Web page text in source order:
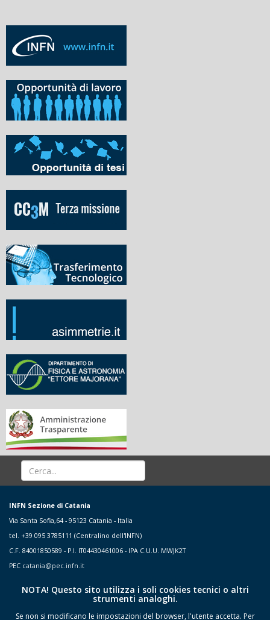
INFN Sezione di Catania
Via Santa Sofia,64 - 95123 Catania - Italia
tel. +39 095 3785111 (Centralino dell'INFN)
C.F. 84001850589 - P.I. IT04430461006 - IPA C.U.U. MWJK2T
PEC catania@pec.infn.it
NOTA! Questo sito utilizza i soli cookies tecnici o altri
strumenti analoghi.
Se non si modificano le impostazioni del browser, l'utente accetta. Per